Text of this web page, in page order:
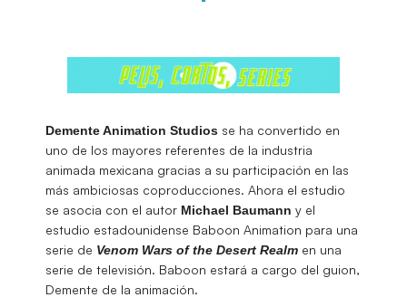
Demente Animation Studios se ha convertido en
uno de los mayores referentes de la industria
animada mexicana gracias a su participación en las
más ambiciosas coproducciones. Ahora el estudio
se asocia con el autor Michael Baumann y el
estudio estadounidense Baboon Animation para una
serie de Venom Wars of the Desert Realm en una
serie de televisión. Baboon estará a cargo del guion,
Demente de la animación.